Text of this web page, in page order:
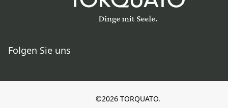
Folgen Sie uns
©2026 TORQUATO.